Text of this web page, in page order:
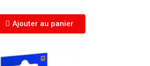
Ajouter au panier